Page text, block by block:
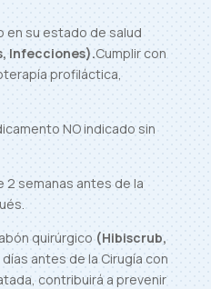
en su estado de salud
Infecciones).Cumplir con
profiláctica,
NO indicado sin
2 semanas antes de la
quirúrgico (Hibiscrub,
antes de la Cirugía con
contribuirá a prevenir